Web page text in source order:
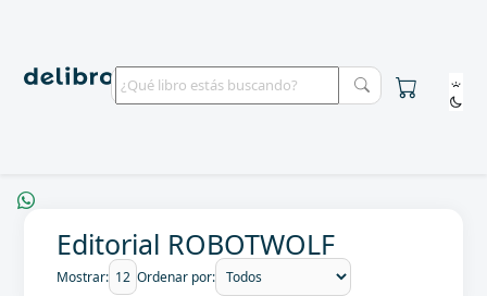
Editorial ROBOTWOLF
Mostrar: Ordenar por: